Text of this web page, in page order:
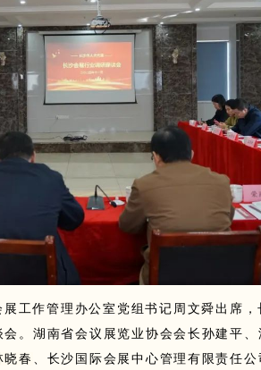
工作管理办公室党组书记周文舜出席，
。湖南省会议展览业协会会长孙建平、
晓春 、长沙国际会展中心管理有限责任公